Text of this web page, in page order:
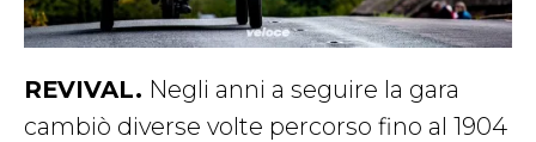
REVIVAL. Negli anni a seguire la gara
cambiò diverse volte percorso fino al 1904